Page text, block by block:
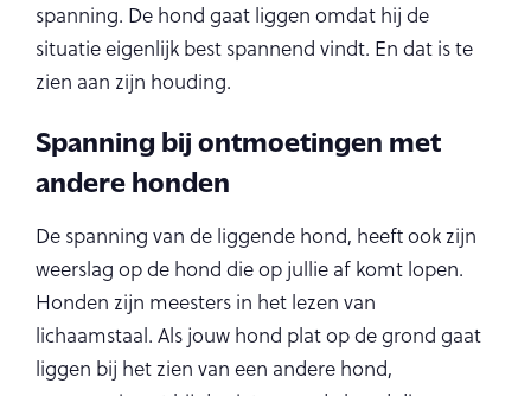
spanning. De hond gaat liggen omdat hij de
situatie eigenlijk best spannend vindt. En dat is te
zien aan zijn houding.
Spanning bij ontmoetingen met
andere honden
De spanning van de liggende hond, heeft ook zijn
weerslag op de hond die op jullie af komt lopen.
Honden zijn meesters in het lezen van
lichaamstaal. Als jouw hond plat op de grond gaat
liggen bij het zien van een andere hond,